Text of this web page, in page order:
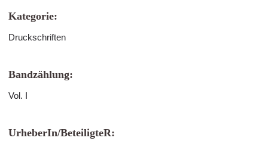
Kategorie:
Druckschriften
Bandzählung:
Vol. I
UrheberIn/BeteiligteR: